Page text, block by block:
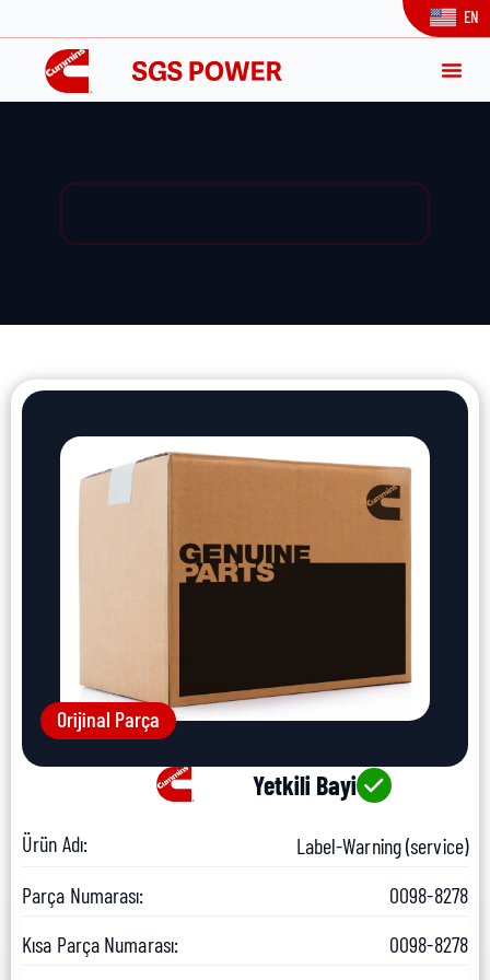
EN
Orijinal Parça
Yetkili Bayi
Ürün Adı:
Label-Warning (service)
Parça Numarası:
0098-8278
Kısa Parça Numarası:
0098-8278